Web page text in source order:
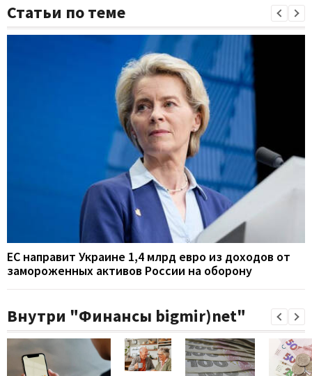
Статьи по теме
ЕС направит Украине 1,4 млрд евро из доходов от
замороженных активов России на оборону
Внутри "Финансы bigmir)net"